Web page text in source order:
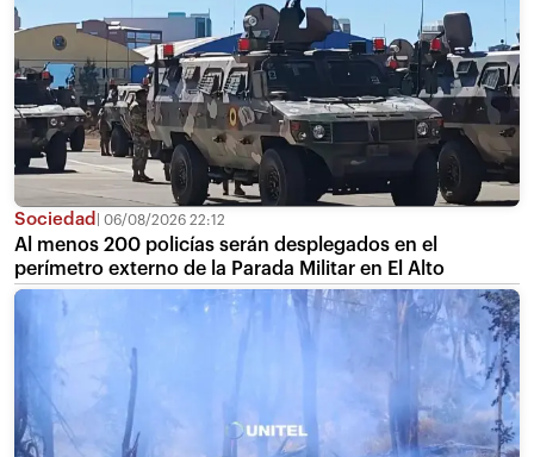
Sociedad 06/08/2026 22:12
Al menos 200 policías serán desplegados en el
perímetro externo de la Parada Militar en El Alto